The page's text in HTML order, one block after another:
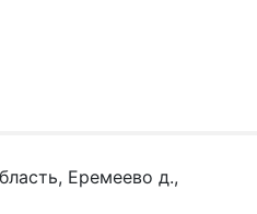
Еремеево д.,